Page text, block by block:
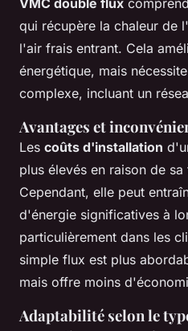
qui récupère la chaleur de
l'air frais entrant. Cela
énergétique, mais
complexe, incluant un
Avantages et
Les coûts d'installation
plus élevés en raison de
Cependant, elle peut
d'énergie significatives à
particulièrement dans les
simple flux est plus
mais offre moins
Adaptabilité selon le